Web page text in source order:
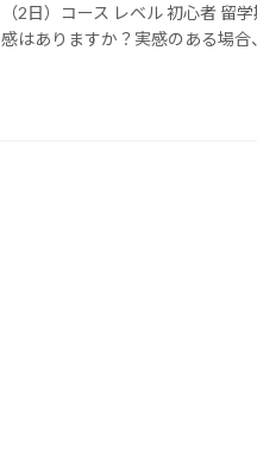
（2日）コース レベル 初心者 留
感はありますか？実感のある場